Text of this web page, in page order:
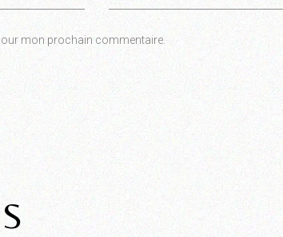
mon prochain commentaire.